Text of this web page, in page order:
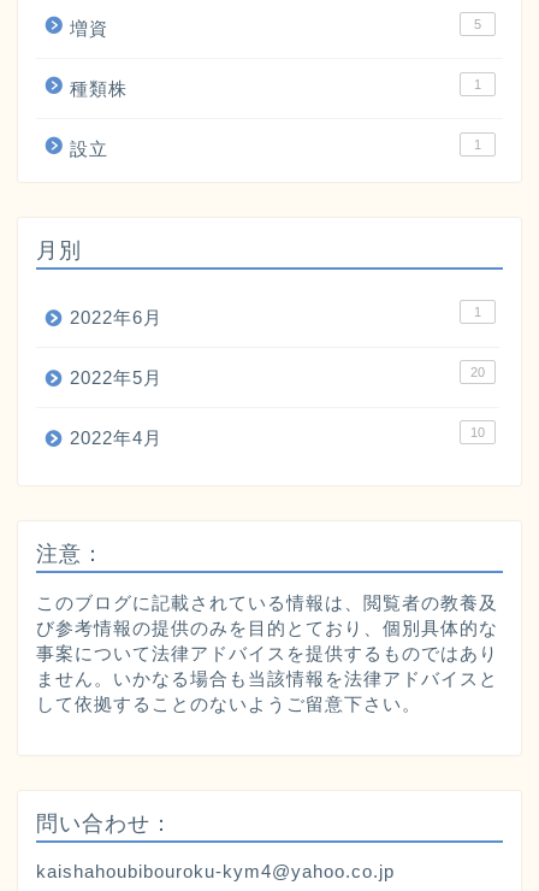
増資 5
種類株 1
設立 1
月別
2022年6月 1
2022年5月 20
2022年4月 10
注意：
このブログに記載されている情報は、閲覧者の教養及
び参考情報の提供のみを目的とており、個別具体的な
事案について法律アドバイスを提供するものではあり
ません。いかなる場合も当該情報を法律アドバイスと
して依拠することのないようご留意下さい。
問い合わせ：
kaishahoubibouroku-kym4@yahoo.co.jp